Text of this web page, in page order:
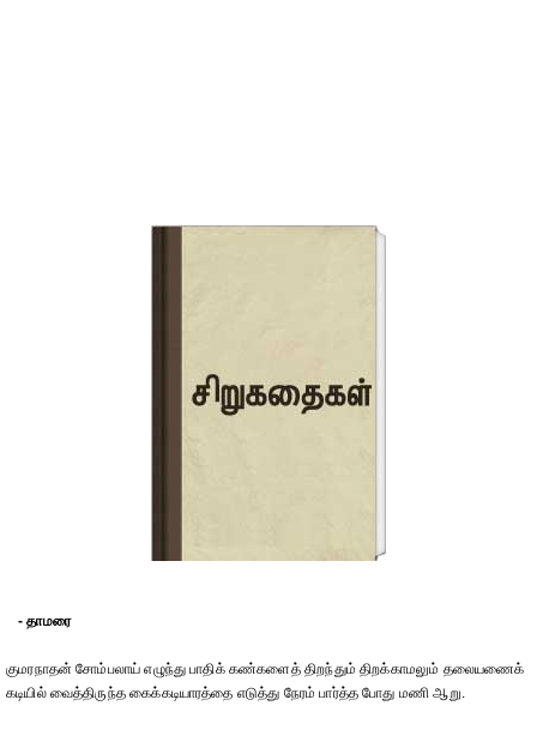
- தாமரை
குமரநாதன் சோம்பலாய் எழுந்து பாதிக் கண்களைத் திறந்தும் திறக்காமலும் தலையணைக்
கடியில் வைத்திருந்த கைக்கடியாரத்தை எடுத்து நேரம் பார்த்த போது மணி ஆறு.